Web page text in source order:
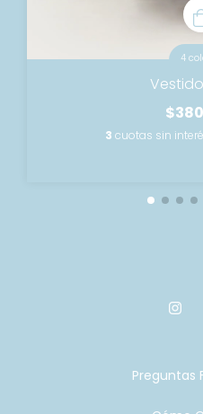
4
3 cuotas sin
Preguntas